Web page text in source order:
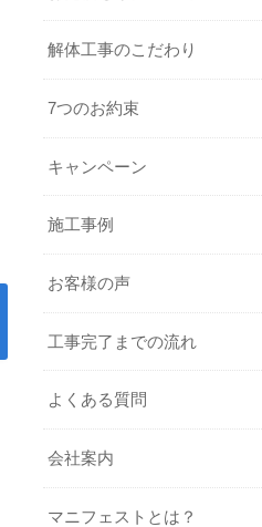
解体工事のこだわり
7つのお約束
キャンペーン
施工事例
お客様の声
工事完了までの流れ
よくある質問
会社案内
マニフェストとは？